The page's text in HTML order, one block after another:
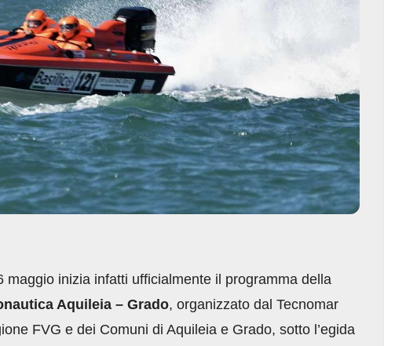
inizia infatti ufficialmente il programma della
Aquileia – Grado, organizzato dal Tecnomar
FVG e dei Comuni di Aquileia e Grado, sotto l’egida